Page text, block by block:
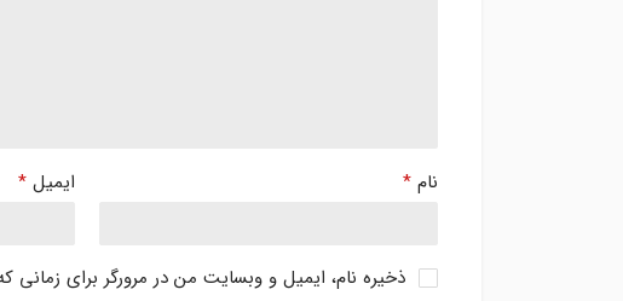
نام * ایمیل *
ذخیره نام، ایمیل و وبسایت من در مرورگر برای زمانی